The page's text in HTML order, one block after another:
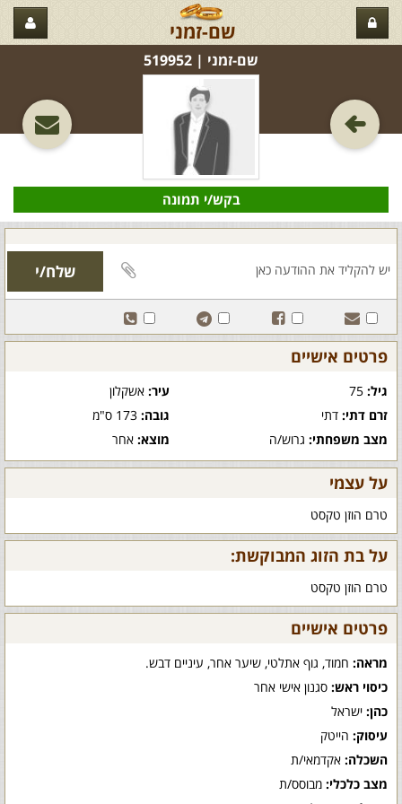
שם-זמני
שם-זמני‏ | 519952
בקש/י תמונה
פרטים אישיים
גיל: עיר:אשקלון
זרם דתי: דתי גובה:173 ס"מ
מצב משפחתי: גרוש/ה מוצא:אחר
על עצמי
טרם הוזן טקסט
על בת הזוג המבוקשת:
טרם הוזן טקסט
פרטים אישיים
מראה: חמוד, גוף אתלטי, שיער אחר, עיניים דבש.
כיסוי ראש: סגנון אישי אחר
כהן: ישראל
עיסוק: הייטק
השכלה: אקדמאי/ת
מצב כלכלי: מבוסס/ת